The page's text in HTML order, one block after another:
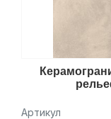
Артикул